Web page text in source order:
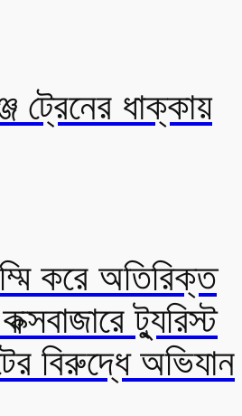
ট্রেনের ধাক্কায়
করে অতিরিক্ত
ট্যুরিস্ট
বিরুদ্ধে অভিযান